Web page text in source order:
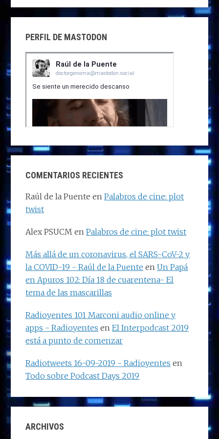
PERFIL DE MASTODON
COMENTARIOS RECIENTES
Raúl de la Puente enPalabros de cine: plot
twist
Alex PSUCM enPalabros de cine: plot twist
Más allá de un coronavirus, el SARS-CoV-2 y
la COVID-19 - Raúl de la Puente enUn Papá
en Apuros 102: Día 18 de cuarentena- El
tema de las mascarillas
Radioyentes 101 Marconi audio online y
apps - Radioyentes enEl Interpodcast 2019
está a punto de comenzar
Radiotweets 16-09-2019 - Radioyentes en
Todo sobre Podcast Days 2019
ARCHIVOS